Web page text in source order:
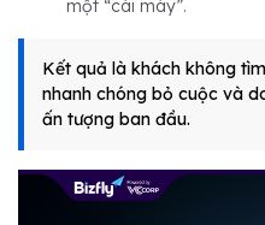
một “cái máy”.
Kết quả là khách không
nhanh chóng bỏ cuộc và
ấn tượng ban đầu.